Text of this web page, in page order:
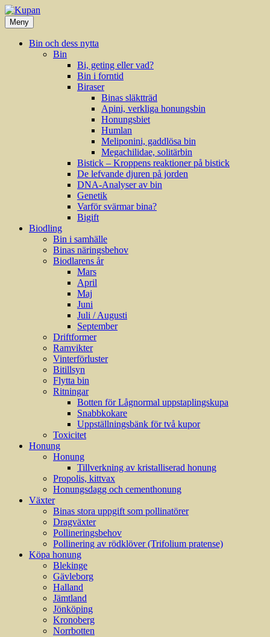
Hoppa
till
innehåll
Meny
Bin och dess nytta
Bin
Bi, geting eller vad?
Bin i forntid
Biraser
Binas släktträd
Apini, verkliga honungsbin
Honungsbiet
Humlan
Meliponini, gaddlösa bin
Megachilidae, solitärbin
Bistick – Kroppens reaktioner på bistick
De lefvande djuren på jorden
DNA-Analyser av bin
Genetik
Varför svärmar bina?
Bigift
Biodling
Bin i samhälle
Binas näringsbehov
Biodlarens år
Mars
April
Maj
Juni
Juli / Augusti
September
Driftformer
Ramvikter
Vinterförluster
Bitillsyn
Flytta bin
Ritningar
Botten för Lågnormal uppstaplingskupa
Snabbkokare
Uppställningsbänk för två kupor
Toxicitet
Honung
Honung
Tillverkning av kristalliserad honung
Propolis, kittvax
Honungsdagg och cementhonung
Växter
Binas stora uppgift som pollinatörer
Dragväxter
Pollineringsbehov
Pollinering av rödklöver (Trifolium pratense)
Köpa honung
Blekinge
Gävleborg
Halland
Jämtland
Jönköping
Kronoberg
Norrbotten